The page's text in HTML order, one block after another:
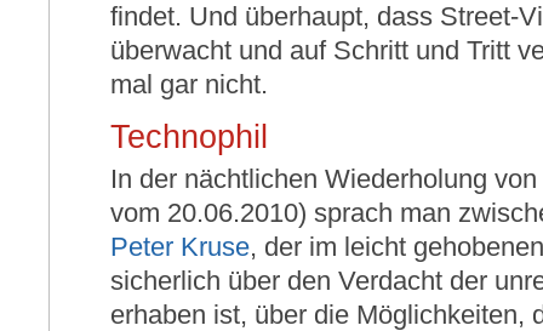
findet. Und überhaupt, dass Street-
überwacht und auf Schritt und Tritt
mal gar nicht.
Technophil
In der nächtlichen Wiederholung von
vom 20.06.2010) sprach man
Peter Kruse, der im leicht
sicherlich über den Verdacht der
erhaben ist, über die Möglichkeiten,